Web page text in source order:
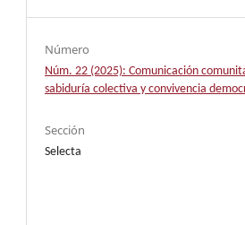
Número
Núm. 22 (2025): Comunicación
sabiduría colectiva y convivencia
Sección
Selecta